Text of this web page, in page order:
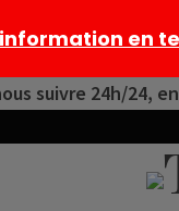
suivre 24h/24,
en